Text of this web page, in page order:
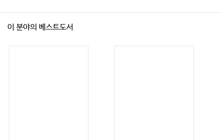
이 분야의 베스트도서